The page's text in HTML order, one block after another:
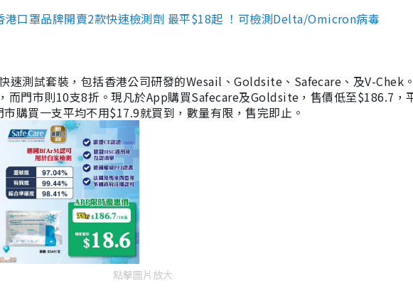
港口罩品牌開賣2款快速檢測劑 最平$18起 ！可檢測Delta/Omicron病毒
速測試套裝，包括香港公司研發的Wesail、Goldsite、Safecare、及V-Chek
而門市則10支8折。現凡於App購買Safecare及Goldsite，售價低至$186.7，
購買一支平均不用$17.9就買到，數量有限，售完即止。
點擊圖片放大